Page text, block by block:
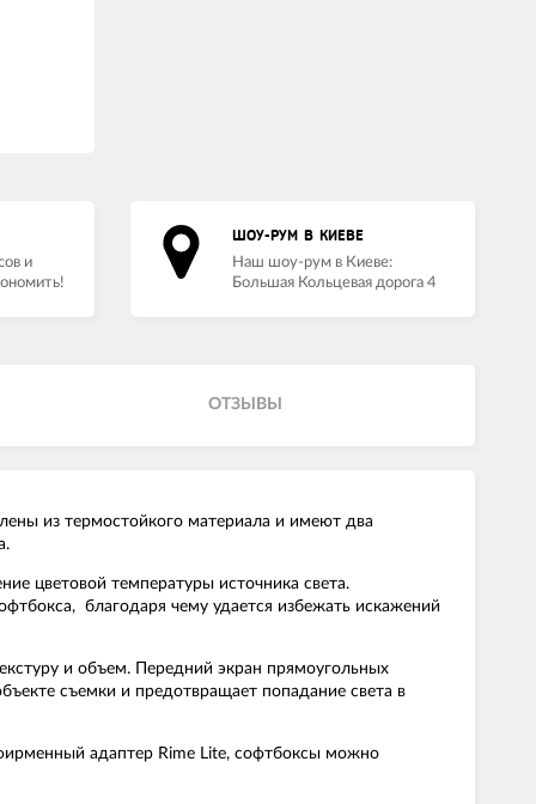
и
ШОУ-РУМ В КИЕВЕ
Наш шоу-рум в Киеве:
Большая Кольцевая дорога 4
ОТЗЫВЫ
из термостойкого материала и имеют два
цветовой температуры источника света.
благодаря чему удается избежать искажений
и объем. Передний экран прямоугольных
съемки и предотвращает попадание света в
адаптер Rime Lite, софтбоксы можно